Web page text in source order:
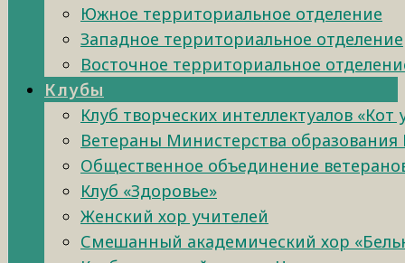
Южное территориальное отделение
Западное территориальное отделение
Восточное территориальное
Клубы
Клуб творческих интеллектуалов «Кот
Ветераны Министерства образования
Общественное объединение
Клуб «Здоровье»
Женский хор учителей
Смешанный академический хор